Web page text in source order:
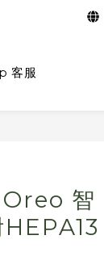
客服
智